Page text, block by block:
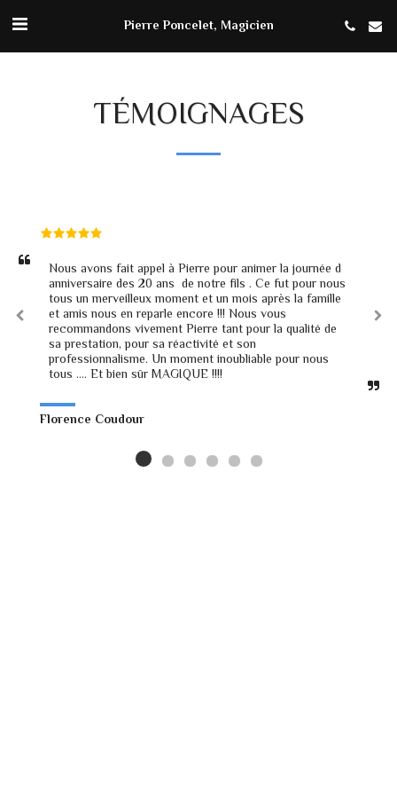
Pierre Poncelet, Magicien
TÉMOIGNAGES
Nous avons fait appel à Pierre pour animer la journée d
anniversaire des 20 ans  de notre fils . Ce fut pour nous
tous un merveilleux moment et un mois après la famille
et amis nous en reparle encore !!! Nous vous
recommandons vivement Pierre tant pour la qualité de
sa prestation, pour sa réactivité et son
professionnalisme. Un moment inoubliable pour nous
tous …. Et bien sûr MAGIQUE !!!!
Florence Coudour